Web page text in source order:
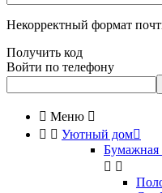
Некорректный формат
Получить код
Войти по телефону
 Меню 
  Уютный дом
Бумажная
 